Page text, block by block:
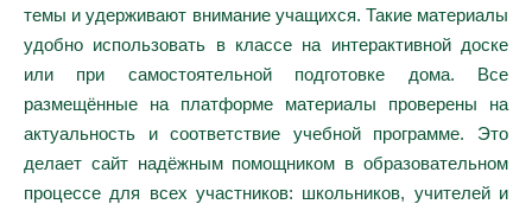
темы и удерживают внимание учащихся. Такие материалы
удобно использовать в классе на интерактивной доске
или при самостоятельной подготовке дома. Все
размещённые на платформе материалы проверены на
актуальность и соответствие учебной программе. Это
делает сайт надёжным помощником в образовательном
процессе для всех участников: школьников, учителей и